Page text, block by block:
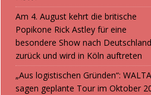
Am 4. August kehrt die britische
Popikone Rick Astley für eine
besondere Show nach Deutschland
zurück und wird in Köln auftreten
„Aus logistischen Gründen“:
sagen geplante Tour im Oktober